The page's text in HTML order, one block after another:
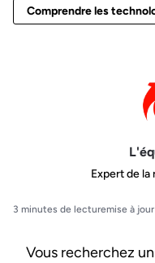
Comprendre les
Expert de
3 minutes de lecturemise à
Vous recherchez